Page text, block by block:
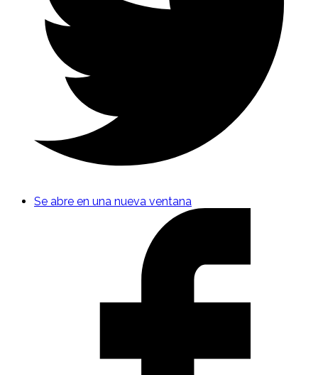
Se abre en una nueva ventana